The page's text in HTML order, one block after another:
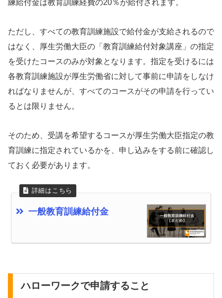
練給付金は教育訓練経費の20％が給付されます。
ただし、すべての教育訓練施設で給付金が支給されるので
はなく、厚生労働大臣の「教育訓練給付対象講座」の指定
を受けたコースのみが対象となります。指定を受けるには
各教育訓練施設が厚生労働省に対して事前に申請をしなけ
ればなりませんが、すべてのコースがその申請を行ってい
るとは限りません。
そのため、受講を希望するコースが厚生労働大臣指定の教
育訓練に指定されているかを、申し込みをする前に確認し
ておく必要があります。
一般教育訓練給付金
ハローワークで申請すること